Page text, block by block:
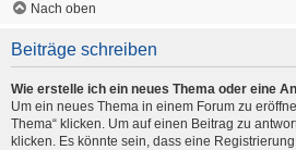
Nach oben
Beiträge schreiben
Wie erstelle ich ein neues Thema oder eine
Um ein neues Thema in einem Forum zu
Thema“ klicken. Um auf einen Beitrag zu
klicken. Es könnte sein, dass eine